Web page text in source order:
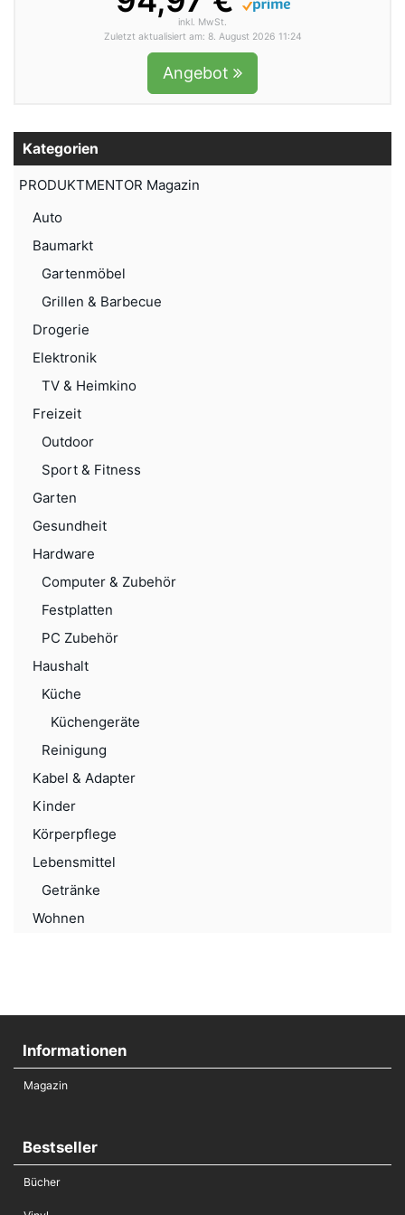
inkl. MwSt.
Zuletzt aktualisiert am: 8. August 2026 11:24
Angebot
Kategorien
PRODUKTMENTOR Magazin
Auto
Baumarkt
Gartenmöbel
Grillen & Barbecue
Drogerie
Elektronik
TV & Heimkino
Freizeit
Outdoor
Sport & Fitness
Garten
Gesundheit
Hardware
Computer & Zubehör
Festplatten
PC Zubehör
Haushalt
Küche
Küchengeräte
Reinigung
Kabel & Adapter
Kinder
Körperpflege
Lebensmittel
Getränke
Wohnen
Informationen
Magazin
Bestseller
Bücher